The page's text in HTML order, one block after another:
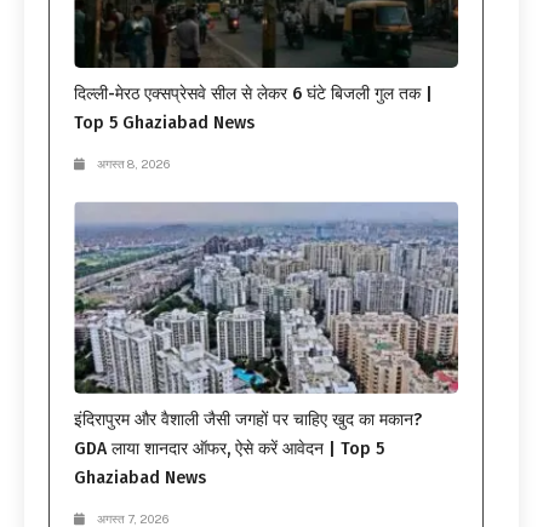
दिल्ली-मेरठ एक्सप्रेसवे सील से लेकर 6 घंटे बिजली गुल तक |
Top 5 Ghaziabad News
अगस्त 8, 2026
इंदिरापुरम और वैशाली जैसी जगहों पर चाहिए खुद का मकान?
GDA लाया शानदार ऑफर, ऐसे करें आवेदन | Top 5
Ghaziabad News
अगस्त 7, 2026